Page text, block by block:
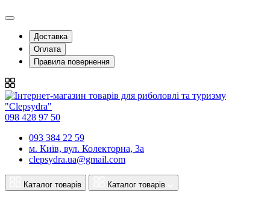
Доставка
Оплата
Правила повернення
098 428 97 50
093 384 22 59
м. Київ, вул. Колекторна, 3а
clepsydra.ua@gmail.com
Каталог товарів Каталог товарів